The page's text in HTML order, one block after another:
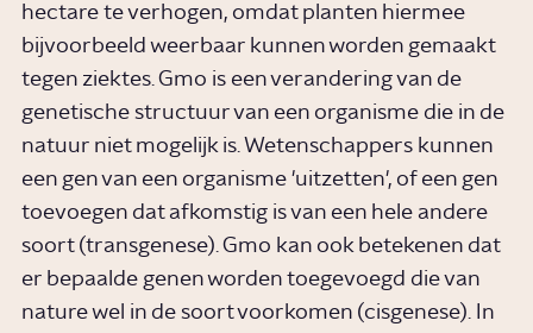
hectare te verhogen, omdat planten hiermee
bijvoorbeeld weerbaar kunnen worden gemaakt
tegen ziektes. Gmo is een verandering van de
genetische structuur van een organisme die in de
natuur niet mogelijk is. Wetenschappers kunnen
een gen van een organisme 'uitzetten', of een gen
toevoegen dat afkomstig is van een hele andere
soort (transgenese). Gmo kan ook betekenen dat
er bepaalde genen worden toegevoegd die van
nature wel in de soort voorkomen (cisgenese). In